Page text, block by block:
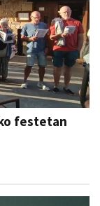
festetan